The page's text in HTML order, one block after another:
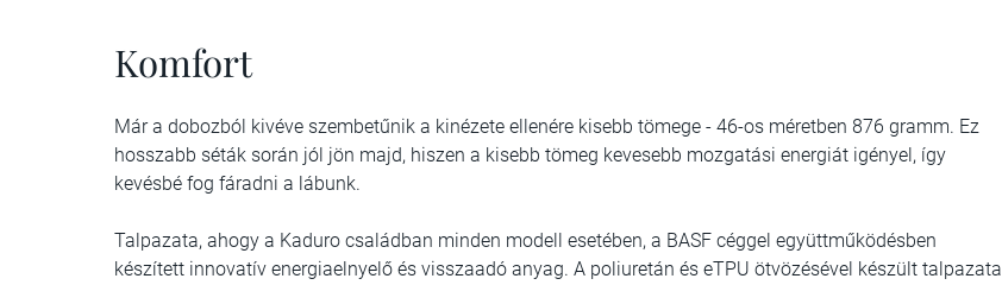
Komfort
Már a dobozból kivéve szembetűnik a kinézete ellenére kisebb tömege - 46-os méretben 876 gramm. Ez
hosszabb séták során jól jön majd, hiszen a kisebb tömeg kevesebb mozgatási energiát igényel, így
kevésbé fog fáradni a lábunk.
Talpazata, ahogy a Kaduro családban minden modell esetében, a BASF céggel együttműködésben
készített innovatív energiaelnyelő és visszaadó anyag. A poliuretán és eTPU ötvözésével készült talpazata